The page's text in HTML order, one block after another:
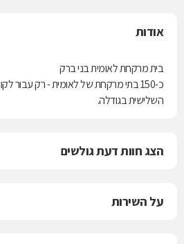
אודות
בית מרקחת לאומית בני ברק
כ-150 בתי מרקחת של לאומית - רק עבור
השלישית בגודלה.
הצג חוות דעת גולשים
על השירות